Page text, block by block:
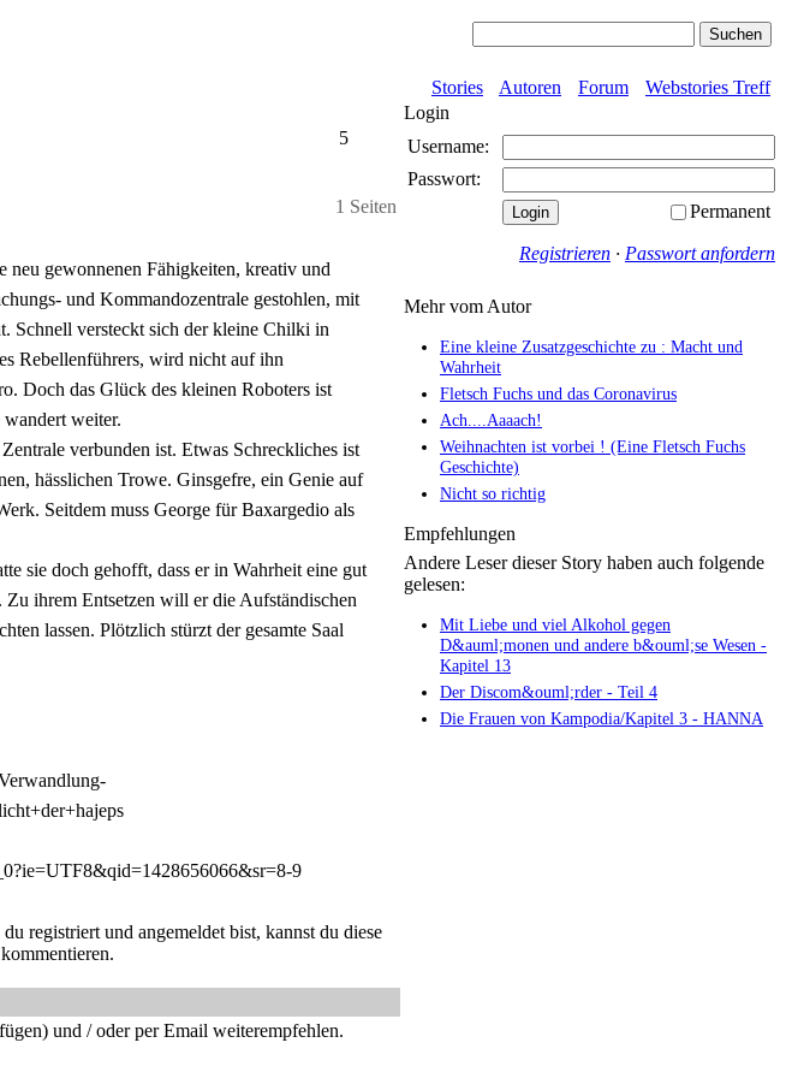
Stories Autoren Forum Webstories Treff
5
1 Seiten
neu gewonnenen Fähigkeiten, kreativ und
und Kommandozentrale gestohlen, mit
Schnell versteckt sich der kleine Chilki in
Rebellenführers, wird nicht auf ihn
Doch das Glück des kleinen Roboters ist
weiter.
verbunden ist. Etwas Schreckliches ist
hässlichen Trowe. Ginsgefre, ein Genie auf
Seitdem muss George für Baxargedio als
sie doch gehofft, dass er in Wahrheit eine gut
Zu ihrem Entsetzen will er die Aufständischen
lassen. Plötzlich stürzt der gesamte Saal
9
du registriert und angemeldet bist, kannst du diese
und / oder per Email weiterempfehlen.
Login
Username:
Passwort:
Permanent
Registrieren · Passwort anfordern
Mehr vom Autor
Eine kleine Zusatzgeschichte zu : Macht und
Wahrheit
Fletsch Fuchs und das Coronavirus
Ach....Aaaach!
Weihnachten ist vorbei ! (Eine Fletsch Fuchs
Geschichte)
Nicht so richtig
Empfehlungen
Andere Leser dieser Story haben auch folgende
gelesen:
Mit Liebe und viel Alkohol gegen
D&auml;monen und andere b&ouml;se Wesen -
Kapitel 13
Der Discom&ouml;rder - Teil 4
Die Frauen von Kampodia/Kapitel 3 - HANNA